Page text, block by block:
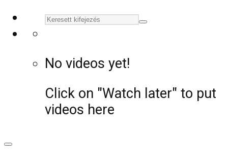
No videos yet!
Click on "Watch later" to put
videos here